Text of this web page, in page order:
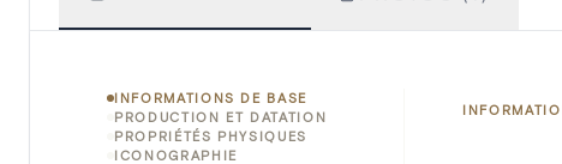
INFORMATIONS DE BASE
PRODUCTION ET DATATION
PROPRIÉTÉS PHYSIQUES
ICONOGRAPHIE